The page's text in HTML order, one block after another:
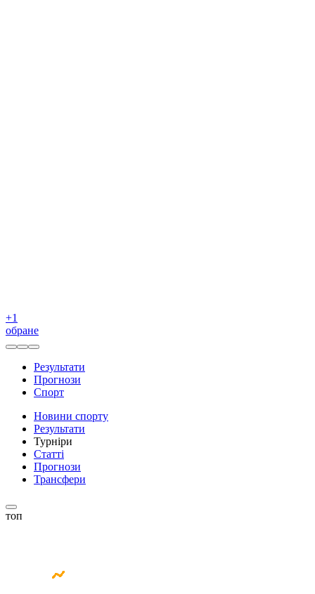
+1
обране
Результати
Прогнози
Спорт
Новини спорту
Результати
Турніри
Статті
Прогнози
Трансфери
топ